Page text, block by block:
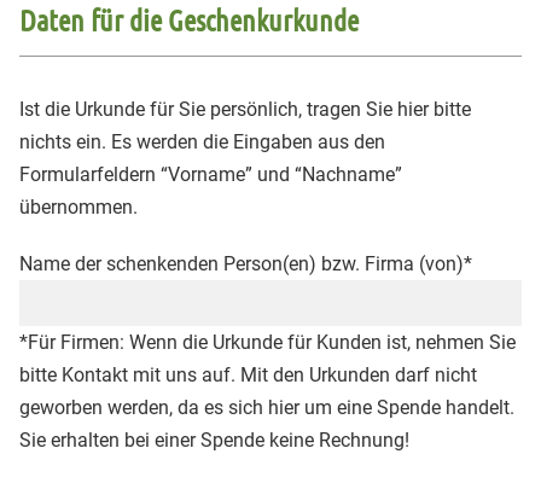
Daten für die Geschenkurkunde
Ist die Urkunde für Sie persönlich, tragen Sie hier bitte
nichts ein. Es werden die Eingaben aus den
Formularfeldern “Vorname” und “Nachname”
übernommen.
Name der schenkenden Person(en) bzw. Firma (von)*
*Für Firmen: Wenn die Urkunde für Kunden ist, nehmen Sie
bitte Kontakt mit uns auf. Mit den Urkunden darf nicht
geworben werden, da es sich hier um eine Spende handelt.
Sie erhalten bei einer Spende keine Rechnung!